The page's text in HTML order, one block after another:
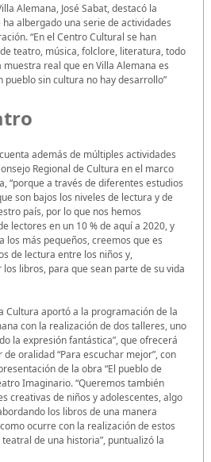
Alemana, José Sabat, destacó la
albergado una serie de actividades
“En el Centro Cultural se han
teatro, música, folclore, literatura, todo
real que en Villa Alemana es
sin cultura no hay desarrollo”
además de múltiples actividades
Regional de Cultura en el marco
“porque a través de diferentes estudios
son bajos los niveles de lectura y de
país, por lo que nos hemos
lectores en un 10 % de aquí a 2020, y
los más pequeños, creemos que es
de lectura entre los niños y,
libros, para que sean parte de su vida
Cultura aportó a la programación de la
con la realización de dos talleres, uno
la expresión fantástica”, que ofrecerá
oralidad “Para escuchar mejor”, con
de la obra “El pueblo de
Imaginario. “Queremos también
creativas de niños y adolescentes, algo
los libros de una manera
ocurre con la realización de estos
de una historia”, puntualizó la